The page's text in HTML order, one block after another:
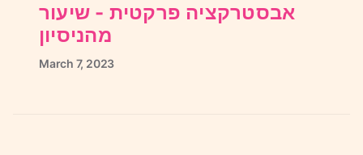
אבסטרקציה פרקטית - שיעור
מהניסיון
March 7, 2023